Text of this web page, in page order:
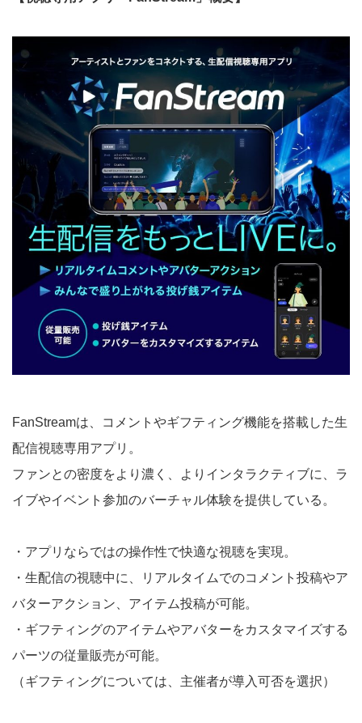
FanStreamは、コメントやギフティング機能を搭載した生
配信視聴専用アプリ。
ファンとの密度をより濃く、よりインタラクティブに、ラ
イブやイベント参加のバーチャル体験を提供している。
・アプリならではの操作性で快適な視聴を実現。
・生配信の視聴中に、リアルタイムでのコメント投稿やア
バターアクション、アイテム投稿が可能。
・ギフティングのアイテムやアバターをカスタマイズする
パーツの従量販売が可能。
（ギフティングについては、主催者が導入可否を選択）